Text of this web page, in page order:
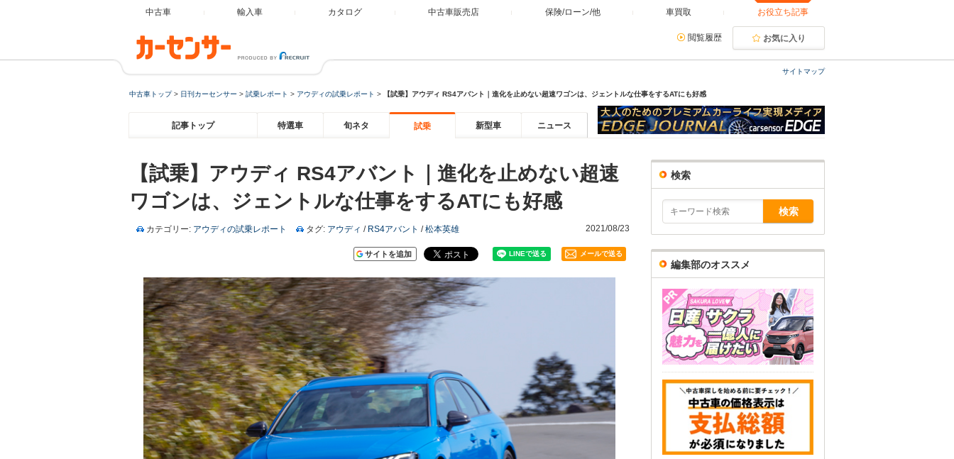
中古車 輸入車 カタログ 中古車販売店 保険/ローン/他 車買取 お役立ち記事
閲覧履歴 お気に入り
サイトマップ
中古車トップ> 日刊カーセンサー > 試乗レポート > アウディの試乗レポート > 【試乗】アウディ RS4アバント｜進化を止めない超速ワゴンは、ジェントルな仕事をするATにも好感
記事トップ 特選車 旬ネタ 試乗 新型車 ニュース
【試乗】アウディ RS4アバント｜進化を止めない超速
ワゴンは、ジェントルな仕事をするATにも好感
カテゴリー: アウディの試乗レポート タグ: アウディ / RS4アバント /松本英雄 2021/08/23
サイトを追加 メールで送る
検索
編集部のオススメ